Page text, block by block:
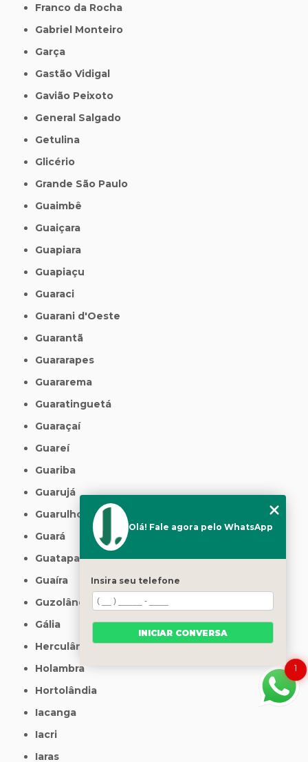
Franco da Rocha
Gabriel Monteiro
Garça
Gastão Vidigal
Gavião Peixoto
General Salgado
Getulina
Glicério
Grande São Paulo
Guaimbê
Guaiçara
Guapiara
Guapiaçu
Guaraci
Guarani d'Oeste
Guarantã
Guararapes
Guararema
Guaratinguetá
Guaraçaí
Guareí
Guariba
Guarujá
Guarulhos
Guará
Guatapará
Guaíra
Guzolândia
Gália
Herculândia
Holambra
Hortolândia
Iacanga
Iacri
Iaras
1
Olá! Fale agora pelo WhatsApp
Insira seu telefone
INICIAR CONVERSA